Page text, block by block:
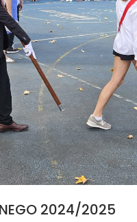
2024/2025